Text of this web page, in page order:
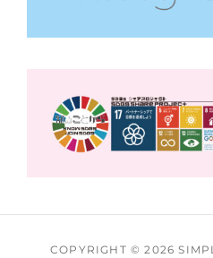
COPYRIGHT © 2026